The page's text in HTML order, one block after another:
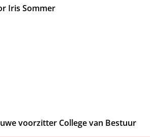
Iris Sommer
voorzitter College van Bestuur